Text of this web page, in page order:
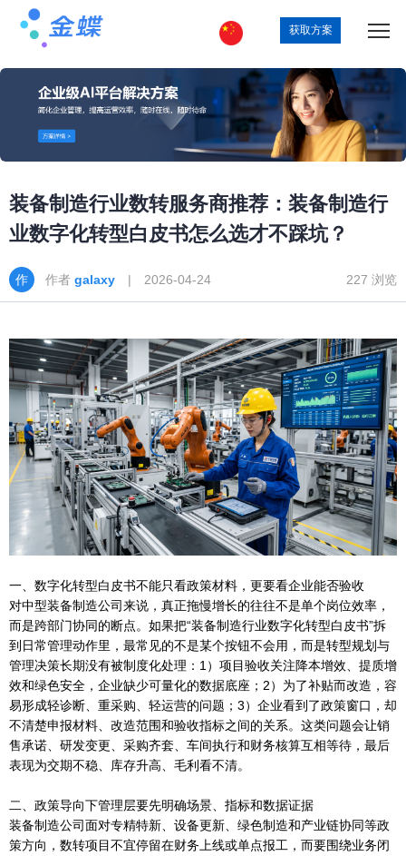
获取方案
装备制造行业数转服务商推荐：装备制造行
业数字化转型白皮书怎么选才不踩坑？
作者 galaxy | 2026-04-24 227 浏览
一、数字化转型白皮书不能只看政策材料，更要看企业能否验收
对中型装备制造公司来说，真正拖慢增长的往往不是单个岗位效率，
而是跨部门协同的断点。如果把“装备制造行业数字化转型白皮书”拆
到日常管理动作里，最常见的不是某个按钮不会用，而是转型规划与
管理决策长期没有被制度化处理：1）项目验收关注降本增效、提质增
效和绿色安全，企业缺少可量化的数据底座；2）为了补贴而改造，容
易形成轻诊断、重采购、轻运营的问题；3）企业看到了政策窗口，却
不清楚申报材料、改造范围和验收指标之间的关系。这类问题会让销
售承诺、研发变更、采购齐套、车间执行和财务核算互相等待，最后
表现为交期不稳、库存升高、毛利看不清。
二、政策导向下管理层要先明确场景、指标和数据证据
装备制造公司面对专精特新、设备更新、绿色制造和产业链协同等政
策方向，数转项目不宜停留在财务上线或单点报工，而要围绕业务闭